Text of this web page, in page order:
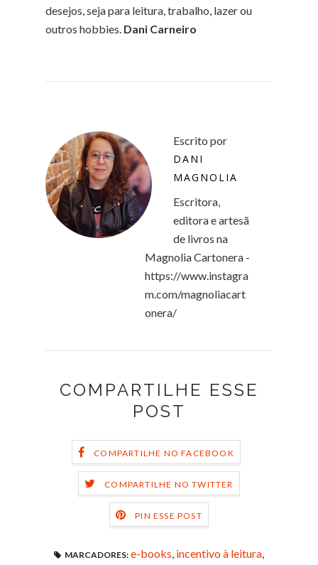
desejos, seja para leitura, trabalho, lazer ou
outros hobbies. Dani Carneiro
Escrito por
DANI
MAGNOLIA
Escritora,
editora e artesã
de livros na
Magnolia Cartonera -
https://www.instagra
m.com/magnoliacart
onera/
COMPARTILHE ESSE
POST
COMPARTILHE NO FACEBOOK
COMPARTILHE NO TWITTER
PIN ESSE POST
MARCADORES: e-books incentivo à leitura